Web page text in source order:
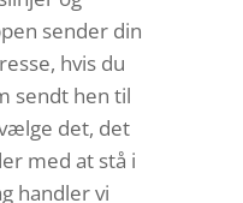
sender din
hvis du
sendt hen til
det, det
med at stå i
handler vi